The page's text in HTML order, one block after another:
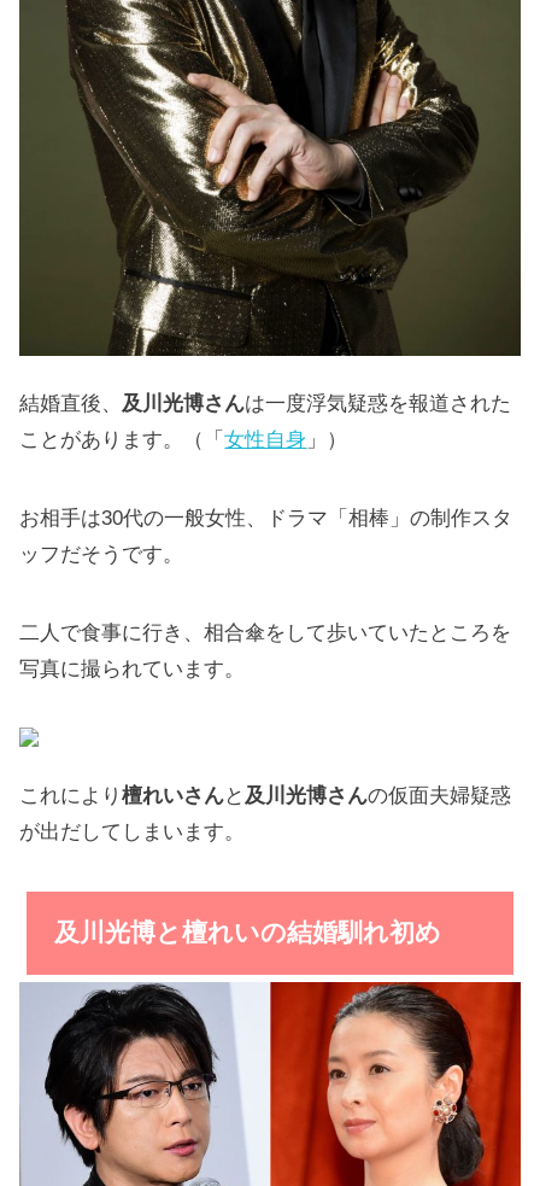
結婚直後、及川光博さんは一度浮気疑惑を報道された
ことがあります。（「女性自身 」）
お相手は30代の一般女性、ドラマ「相棒」の制作スタ
ッフだそうです。
二人で食事に行き、相合傘をして歩いていたところを
写真に撮られています。
これにより檀れいさんと 及川光博さんの仮面夫婦疑惑
が出だしてしまいます。
及川光博と檀れいの結婚馴れ初め